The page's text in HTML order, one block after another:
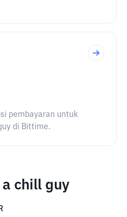
pembayaran untuk
di Bittime.
a chill guy